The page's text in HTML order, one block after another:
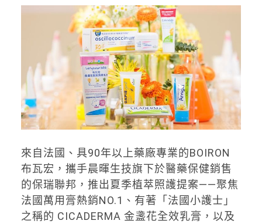
來自法國、具90年以上藥廠專業的BOIRON
布瓦宏，攜手晨暉生技旗下於醫藥保健銷售
的保瑞聯邦，推出夏季植萃照護提案——聚焦
法國萬用膏熱銷NO.1、有著「法國小護士」
之稱的 CICADERMA 金盞花全效乳膏，以及